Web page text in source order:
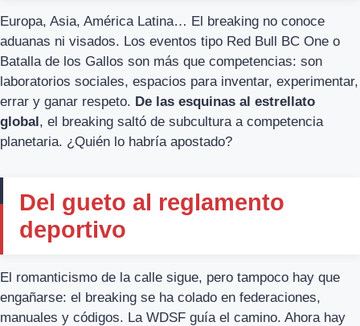
Europa, Asia, América Latina… El breaking no conoce
aduanas ni visados. Los eventos tipo Red Bull BC One o
Batalla de los Gallos son más que competencias: son
laboratorios sociales, espacios para inventar, experimentar,
errar y ganar respeto. De las esquinas al estrellato
global, el breaking saltó de subcultura a competencia
planetaria. ¿Quién lo habría apostado?
Del gueto al reglamento
deportivo
El romanticismo de la calle sigue, pero tampoco hay que
engañarse: el breaking se ha colado en federaciones,
manuales y códigos. La WDSF guía el camino. Ahora hay